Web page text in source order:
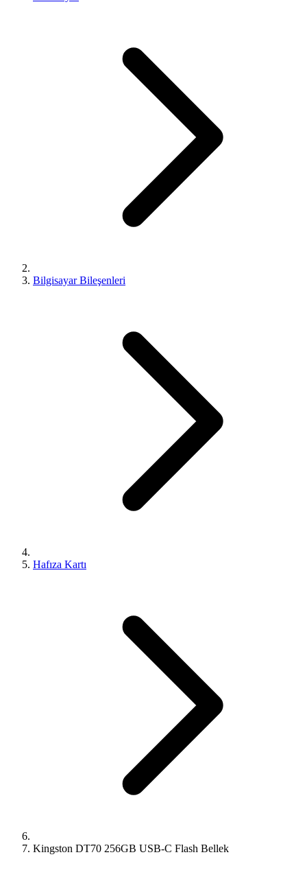
Bilgisayar Bileşenleri
Hafıza Kartı
Kingston DT70 256GB USB-C Flash Bellek